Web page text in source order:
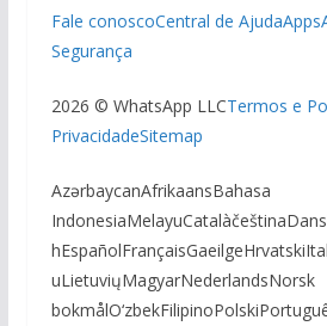
Fale conoscoCentral de AjudaApps
Segurança
2026 © WhatsApp LLCTermos e
PrivacidadeSitemap
AzərbaycanAfrikaansBahasa
uLietuviųMagyarNederlandsNorsk